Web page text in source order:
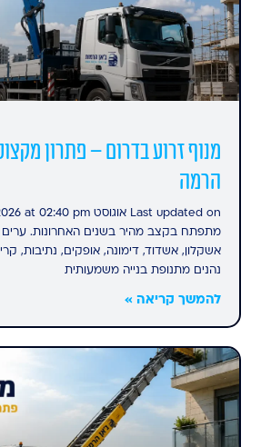
מנוף זרוע בדרום – פתרון
הרמה
מתפתח בקצב מהיר בשנים האחרונות.
אשקלון, אשדוד, דימונה, אופקים, נתיבות,
נהנים מתנופת בנייה משמעותית
להמשך קריאה »